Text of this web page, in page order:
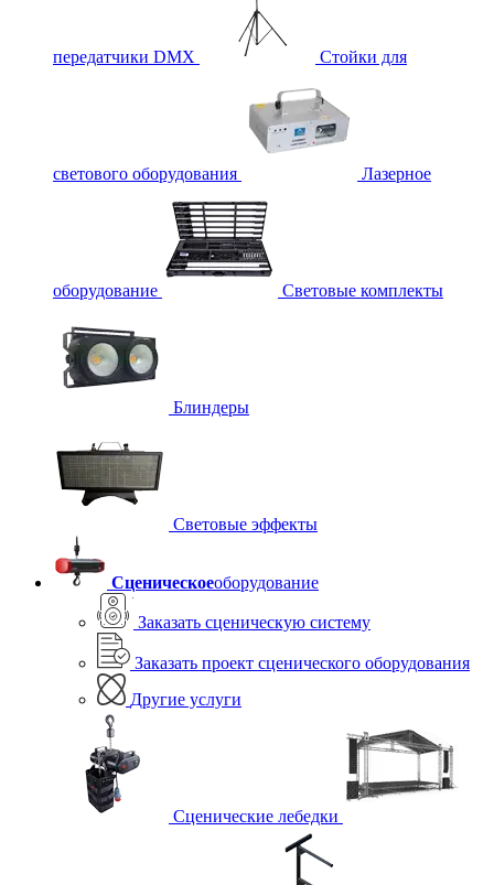
передатчики DMX Стойки для
светового оборудования Лазерное
оборудование Световые комплекты
Блиндеры
Световые эффекты
Сценическоеоборудование
Заказать сценическую систему
Заказать проект сценического оборудования
Другие услуги
Сценические лебедки